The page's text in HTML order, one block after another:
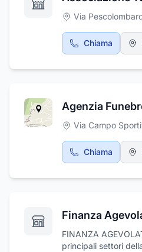
Via
Chiama
Via Campo
Chiama
Finanza
FINANZA
principali settori